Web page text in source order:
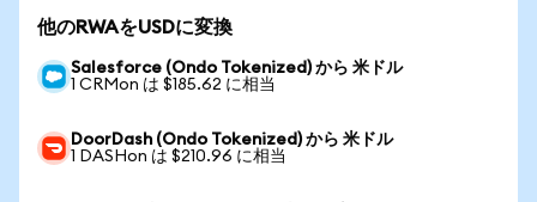
他のRWAをUSDに変換
Salesforce (Ondo Tokenized) から 米ドル
1 CRMon は $185.62 に相当
DoorDash (Ondo Tokenized) から 米ドル
1 DASHon は $210.96 に相当